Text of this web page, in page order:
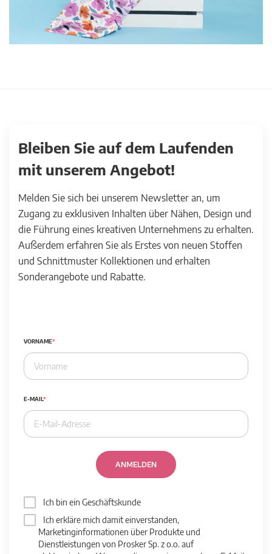
Bleiben Sie auf dem Laufenden
mit unserem Angebot!
Melden Sie sich bei unserem Newsletter an, um
Zugang zu exklusiven Inhalten über Nähen, Design und
die Führung eines kreativen Unternehmens zu erhalten.
Außerdem erfahren Sie als Erstes von neuen Stoffen
und Schnittmuster Kollektionen und erhalten
Sonderangebote und Rabatte.
VORNAME
E-MAIL
ANMELDEN
Ich bin ein Geschäftskunde
Ich erkläre mich damit einverstanden,
Marketinginformationen über Produkte und
Dienstleistungen von Prosker Sp. z o.o. auf